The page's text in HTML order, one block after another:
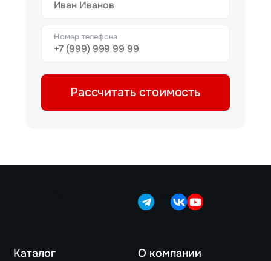
Номер телефона
Рассчитать стоимость
Каталог О компании